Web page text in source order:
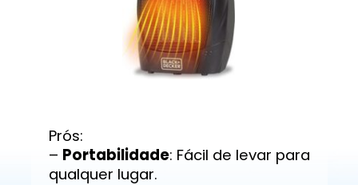
Prós:
– Portabilidade: Fácil de levar para
qualquer lugar.